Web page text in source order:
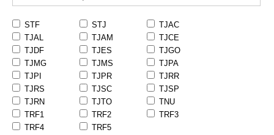
STF STJ
TJAC
TJAL
TJAM
TJCE
TJDF
TJES
TJGO
TJMG
TJMS
TJPA
TJPI
TJPR
TJRR
TJRS
TJSC
TJSP
TJRN
TJTO
TNU
TRF1
TRF2
TRF3
TRF4
TRF5